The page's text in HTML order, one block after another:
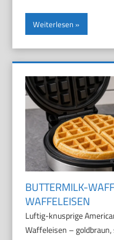
Weiterlesen
BUTTERMILK-
WAFFELEISEN
Luftig-knusprige
Waffeleisen –